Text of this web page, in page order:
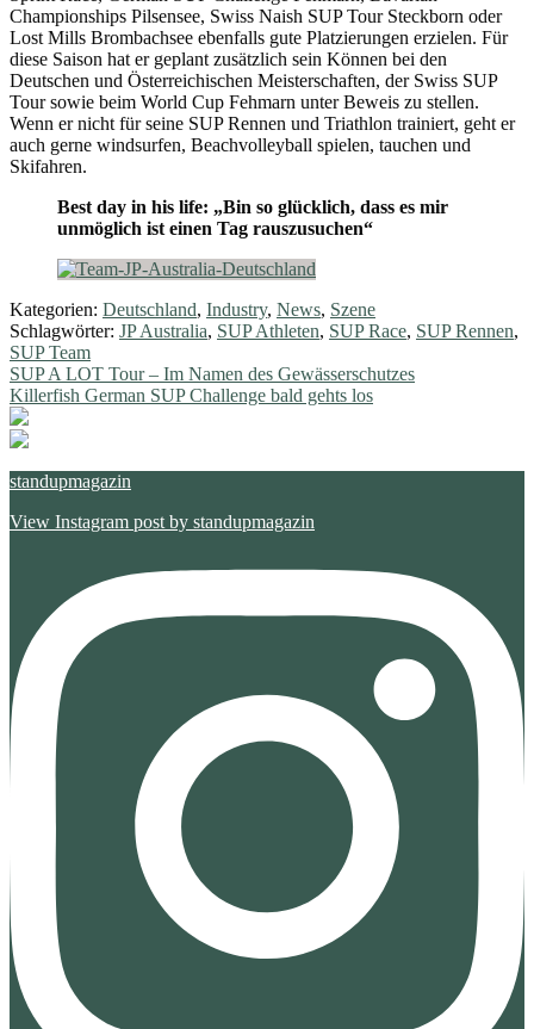
Championships Pilsensee, Swiss Naish SUP Tour Steckborn oder
Lost Mills Brombachsee ebenfalls gute Platzierungen erzielen. Für
diese Saison hat er geplant zusätzlich sein Können bei den
Deutschen und Österreichischen Meisterschaften, der Swiss SUP
Tour sowie beim World Cup Fehmarn unter Beweis zu stellen.
Wenn er nicht für seine SUP Rennen und Triathlon trainiert, geht er
auch gerne windsurfen, Beachvolleyball spielen, tauchen und
Skifahren.
Best day in his life: „Bin so glücklich, dass es mir
unmöglich ist einen Tag rauszusuchen“
Kategorien: Deutschland, Industry, News, Szene
Schlagwörter: JP Australia, SUP Athleten, SUP Race, SUP Rennen,
SUP Team
Beitragsnavigation
Vorheriger
Beitrag:
SUP A LOT Tour – Im Namen des Gewässerschutzes
Nächster
Beitrag:
Killerfish German SUP Challenge bald gehts los
standupmagazin
View Instagram post by standupmagazin